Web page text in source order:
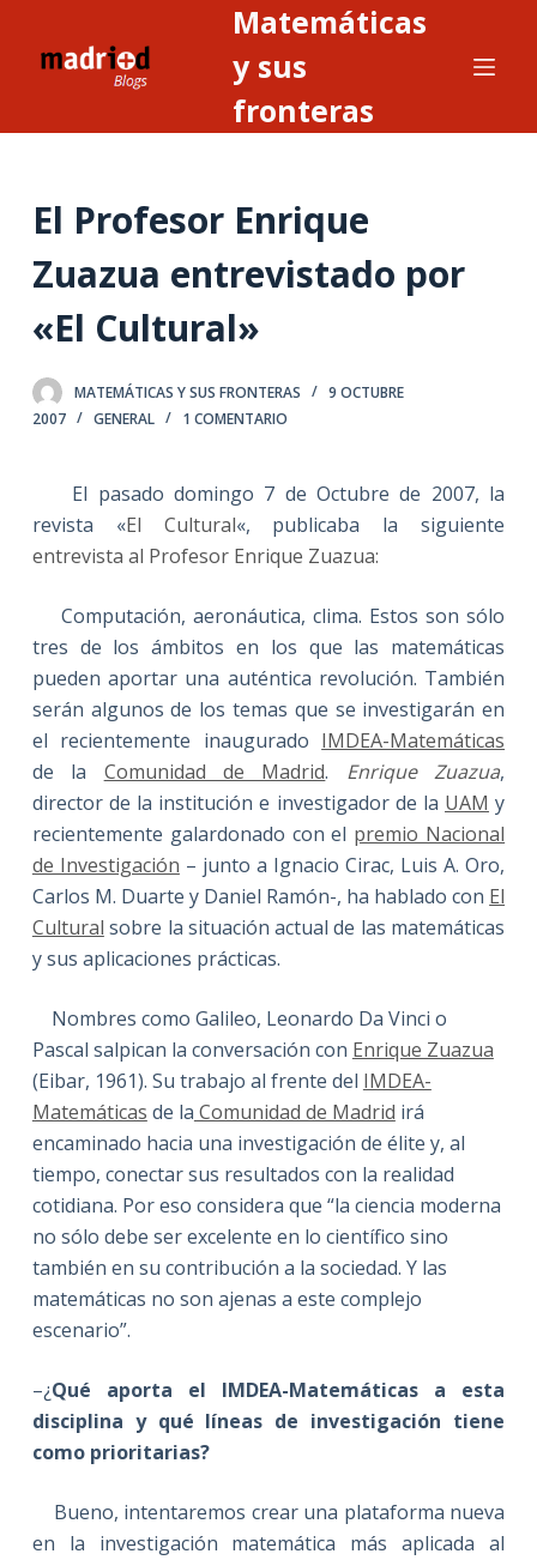
n
e
n
o
Matemáticas
y sus
fronteras
El Profesor Enrique
Zuazua entrevistado por
«El Cultural»
MATEMÁTICAS Y SUS FRONTERAS
9 OCTUBRE
2007
GENERAL 1 COMENTARIO
El pasado domingo 7 de Octubre de 2007, la
revista «El Cultural«, publicaba la siguiente
entrevista al Profesor Enrique Zuazua:
Computación, aeronáutica, clima. Estos son sólo
tres de los ámbitos en los que las matemáticas
pueden aportar una auténtica revolución. También
serán algunos de los temas que se investigarán en
el recientemente inaugurado IMDEA-Matemáticas
de la Comunidad de Madrid. Enrique Zuazua,
director de la institución e investigador de la UAM y
recientemente galardonado con el premio Nacional
de Investigación – junto a Ignacio Cirac, Luis A. Oro,
Carlos M. Duarte y Daniel Ramón-, ha hablado con El
Cultural sobre la situación actual de las matemáticas
y sus aplicaciones prácticas.
Nombres como Galileo, Leonardo Da Vinci o
Pascal salpican la conversación con Enrique Zuazua
(Eibar, 1961). Su trabajo al frente del IMDEA-
Matemáticas de la Comunidad de Madrid irá
encaminado hacia una investigación de élite y, al
tiempo, conectar sus resultados con la realidad
cotidiana. Por eso considera que “la ciencia moderna
no sólo debe ser excelente en lo científico sino
también en su contribución a la sociedad. Y las
matemáticas no son ajenas a este complejo
escenario”.
–¿Qué aporta el IMDEA-Matemáticas a esta
disciplina y qué líneas de investigación tiene
como prioritarias?
Bueno, intentaremos crear una plataforma nueva
en la investigación matemática más aplicada al